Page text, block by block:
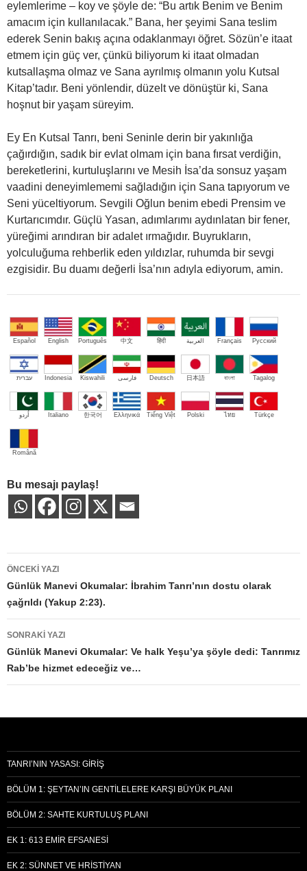
eylemlerime – koy ve şöyle de: “Bu artık Benim ve Benim
amacım için kullanılacak.” Bana, her şeyimi Sana teslim
ederek Senin bakış açına odaklanmayı öğret. Sözün’e itaat
etmem için güç ver, çünkü biliyorum ki itaat olmadan
kutsallaşma olmaz ve Sana ayrılmış olmanın yolu Kutsal
Kitap’tadır. Beni yönlendir, düzelt ve dönüştür ki, Sana
hoşnut bir yaşam süreyim.
Ey En Kutsal Tanrı, beni Seninle derin bir yakınlığa
çağırdığın, sadık bir evlat olmam için bana fırsat verdiğin,
bereketlerini, kurtuluşlarını ve Mesih İsa’da sonsuz yaşam
vaadini deneyimlememi sağladığın için Sana tapıyorum ve
Seni yüceltiyorum. Sevgili Oğlun benim ebedi Prensim ve
Kurtarıcımdır. Güçlü Yasan, adımlarımı aydınlatan bir fener,
yüreğimi arındıran bir adalet ırmağıdır. Buyrukların,
yolculuğuma rehberlik eden yıldızlar, ruhumda bir sevgi
ezgisidir. Bu duamı değerli İsa’nın adıyla ediyorum, amin.
Español English Português 中文 हिंदी العربية Français Русский
עברית Indonesia Kiswahili فارسی Deutsch 日本語 বাংলা Tagalog
اُردو Italiano 한국어 Ελληνικά Tiếng Việt Polski ไทย Türkçe
Română
Bu mesajı paylaş!
Yazı
dolaşımı
ÖNCEKI YAZI
Günlük Manevi Okumalar: İbrahim Tanrı’nın dostu olarak
çağrıldı (Yakup 2:23).
SONRAKI YAZI
Günlük Manevi Okumalar: Ve halk Yeşu’ya şöyle dedi: Tanrımız
Rab’be hizmet edeceğiz ve…
TANRI’NIN YASASI: GIRIŞ
BÖLÜM 1: ŞEYTAN’IN GENTILELERE KARŞI BÜYÜK PLANI
BÖLÜM 2: SAHTE KURTULUŞ PLANI
EK 1: 613 EMIR EFSANESI
EK 2: SÜNNET VE HRISTIYAN